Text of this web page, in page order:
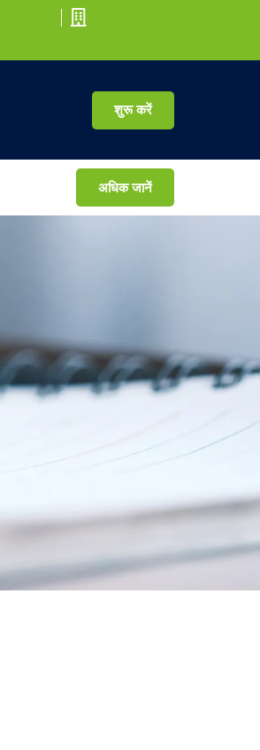
शुरू करें
अधिक जानें